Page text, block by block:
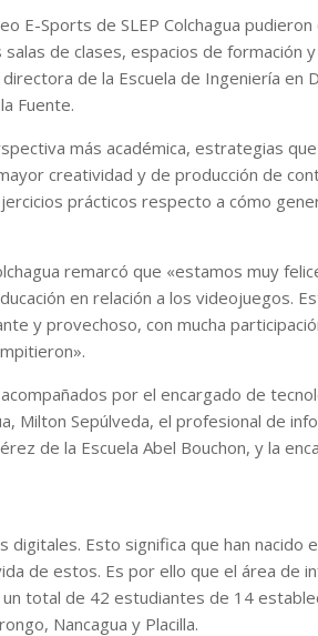
E-Sports de SLEP Colchagua
de clases, espacios de formación
de la Escuela de Ingeniería en
Fuente.
más académica, estrategias
creatividad y de producción de
prácticos respecto a cómo
remarcó que «estamos muy
en relación a los videojuegos.
y provechoso, con mucha
por el encargado de
Milton Sepúlveda, el profesional de
de la Escuela Abel Bouchon, y la
Esto significa que han nacido
de estos. Es por ello que el área de
total de 42 estudiantes de 14
Nancagua y Placilla.